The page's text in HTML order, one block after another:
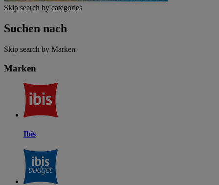
Skip search by categories
Suchen nach
Skip search by Marken
Marken
Ibis